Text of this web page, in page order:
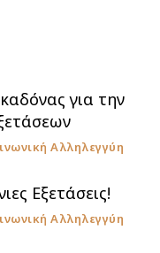
για την
Αλληλεγγύη
Εξετάσεις!
Αλληλεγγύη